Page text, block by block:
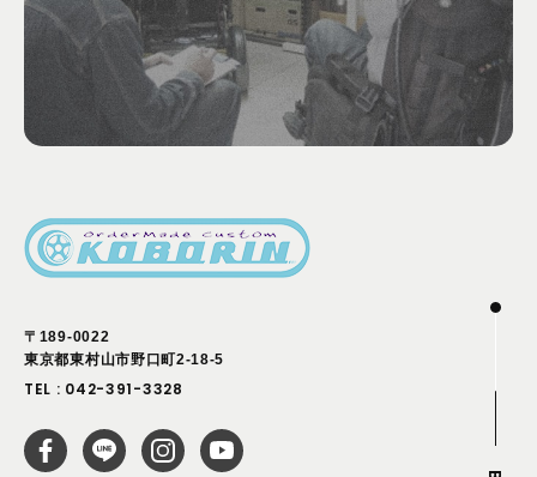
〒189-0022
東京都東村山市野口町2-18-5
TEL : 042-391-3328